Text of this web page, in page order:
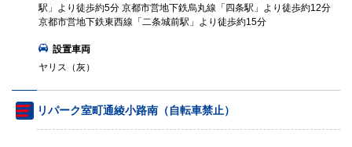
駅」より徒歩約5分 京都市営地下鉄烏丸線「四条駅」より徒歩約12分
京都市営地下鉄東西線「二条城前駅」より徒歩約15分
設置車両
ヤリス（灰）
リパーク室町通綾小路南（自転車禁止）